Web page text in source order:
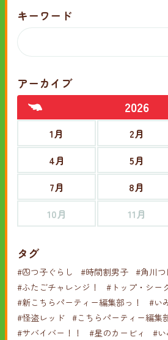
キーワード
アーカイブ
2026
1月 2月
4月
5月
7月
8月
10月
11月
タグ
#四つ子ぐらし #時間割男子 #角川
#ふたごチャレンジ！
#トップ・シー
#新こちらパーティー編集部っ！
#い
#怪盗レッド #こちらパーティー編集
#サバイバー！！
#星のカービィ
#い